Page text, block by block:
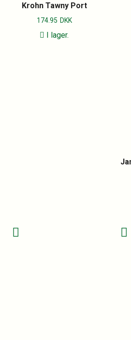
Krohn Tawny Port
174.95 DKK
I lager.